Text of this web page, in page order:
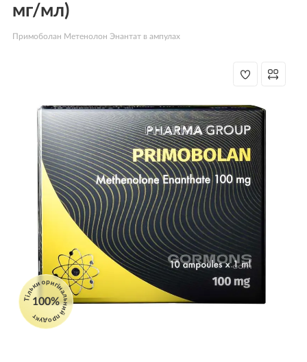
мг/мл)
Примоболан Метенолон Энантат в ампулах
Тільки оригінальний продукт
100%